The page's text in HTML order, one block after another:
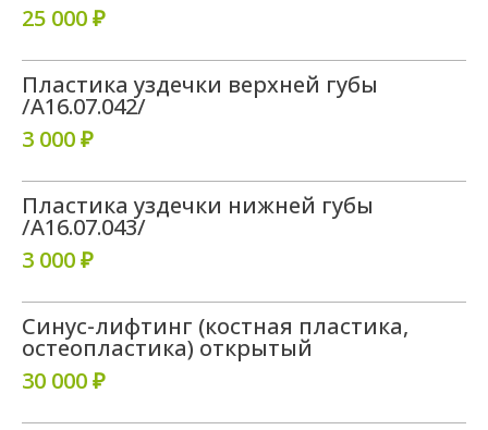
25 000 ₽
Пластика уздечки верхней губы
/A16.07.042/
3 000 ₽
Пластика уздечки нижней губы
/A16.07.043/
3 000 ₽
Синус-лифтинг (костная пластика,
остеопластика) открытый
30 000 ₽
Здесь может быть и ваша
новая улыбка
Лучшее подтверждение
качества нашей работы